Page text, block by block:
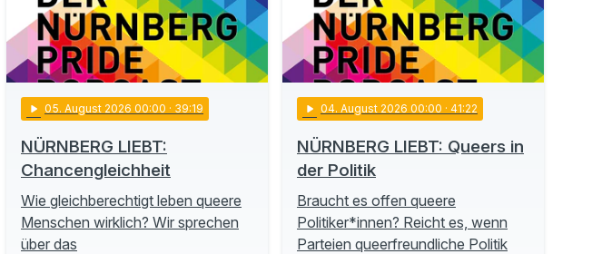
play_arrow 05. August 2026 00:00 · 39:19
NÜRNBERG LIEBT:
Chancengleichheit
Wie gleichberechtigt leben queere
Menschen wirklich? Wir sprechen
über das
play_arrow 04. August 2026 00:00 · 41:22
NÜRNBERG LIEBT: Queers in
der Politik
Braucht es offen queere
Politiker*innen? Reicht es, wenn
Parteien queerfreundliche Politik